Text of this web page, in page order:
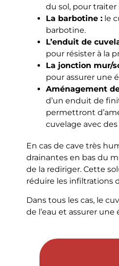
du sol, pour
La barbotine :le
barbotine.
L’enduit de
pour résister à la
La jonction mur/
pour assurer une
Aménagement
d’un enduit de
permettront
cuvelage avec
En cas de cave très
drainantes en bas du
de la rediriger. Cette
réduire les infiltrations
Dans tous les cas, le
de l’eau et assurer